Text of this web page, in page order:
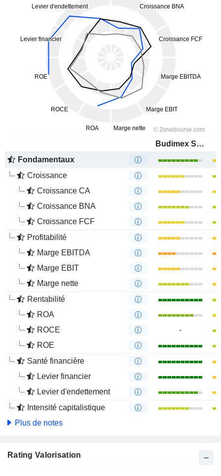
Budimex S.A.
Fondamentaux
Croissance
Croissance CA
Croissance BNA
Croissance FCF
Profitabilité
Marge EBITDA
Marge EBIT
Marge nette
Rentabilité
ROA
ROCE
-
ROE
Santé financière
Levier financier
Levier d'endettement
Intensité capitalistique
Plus de notes
Rating Valorisation